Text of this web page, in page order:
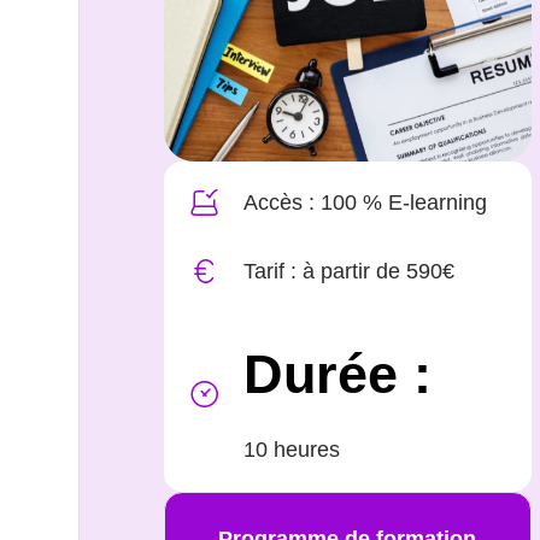
Accès : 100 % E-learning
Tarif : à partir de 590€
Durée :
10 heures